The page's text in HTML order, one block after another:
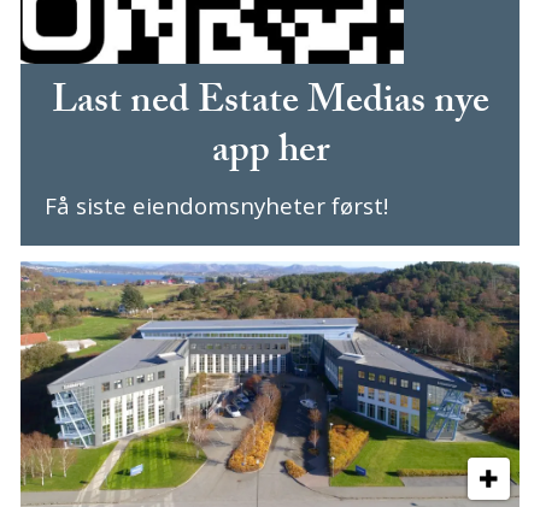
Last ned Estate Medias nye
app her
Få siste eiendomsnyheter først!